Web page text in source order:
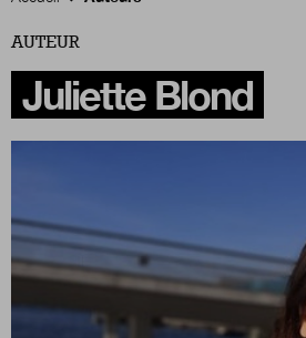
Accueil
Rubriques
Thèmes
Numéros
AUTEUR
Juliette Blond